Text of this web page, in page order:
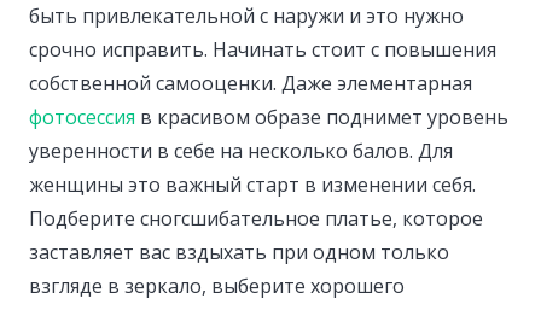
быть привлекательной с наружи и это нужно
срочно исправить. Начинать стоит с повышения
собственной самооценки. Даже элементарная
фотосессия в красивом образе поднимет уровень
уверенности в себе на несколько балов. Для
женщины это важный старт в изменении себя.
Подберите сногсшибательное платье, которое
заставляет вас вздыхать при одном только
взгляде в зеркало, выберите хорошего